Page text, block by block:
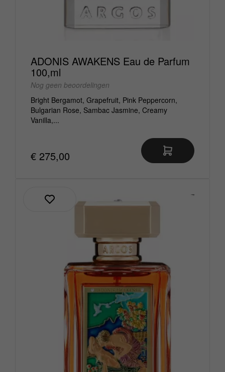
ADONIS AWAKENS Eau de Parfum
100,ml
Nog geen beoordelingen
Bright Bergamot, Grapefruit, Pink Peppercorn,
Bulgarian Rose, Sambac Jasmine, Creamy
Vanilla,...
€ 275,00